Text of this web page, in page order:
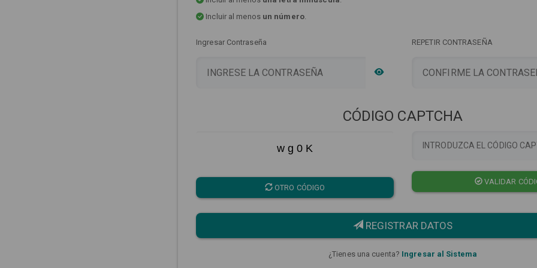
Incluir al menos un número.
Ingresar Contraseña REPETIR CONTRASEÑA
CÓDIGO CAPTCHA
w g 0 K
OTRO CÓDIGO
VALIDAR
REGISTRAR DATOS
¿Tienes una cuenta? Ingresar al Sistema